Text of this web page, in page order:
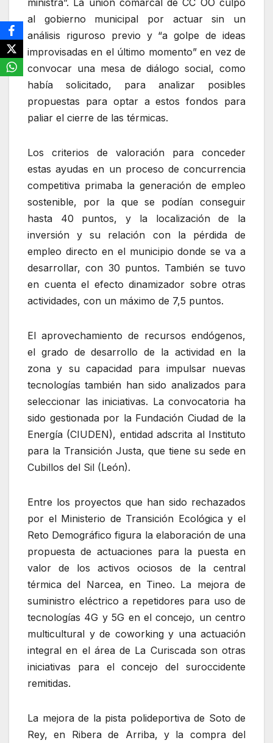
ministra”. La unión comarcal de CC OO culpó
al gobierno municipal por actuar sin un
análisis riguroso previo y “a golpe de ideas
improvisadas en el último momento” en vez de
convocar una mesa de diálogo social, como
había solicitado, para analizar posibles
propuestas para optar a estos fondos para
paliar el cierre de las térmicas.
Los criterios de valoración para conceder
estas ayudas en un proceso de concurrencia
competitiva primaba la generación de empleo
sostenible, por la que se podían conseguir
hasta 40 puntos, y la localización de la
inversión y su relación con la pérdida de
empleo directo en el municipio donde se va a
desarrollar, con 30 puntos. También se tuvo
en cuenta el efecto dinamizador sobre otras
actividades, con un máximo de 7,5 puntos.
El aprovechamiento de recursos endógenos,
el grado de desarrollo de la actividad en la
zona y su capacidad para impulsar nuevas
tecnologías también han sido analizados para
seleccionar las iniciativas. La convocatoria ha
sido gestionada por la Fundación Ciudad de la
Energía (CIUDEN), entidad adscrita al Instituto
para la Transición Justa, que tiene su sede en
Cubillos del Sil (León).
Entre los proyectos que han sido rechazados
por el Ministerio de Transición Ecológica y el
Reto Demográfico figura la elaboración de una
propuesta de actuaciones para la puesta en
valor de los activos ociosos de la central
térmica del Narcea, en Tineo. La mejora de
suministro eléctrico a repetidores para uso de
tecnologías 4G y 5G en el concejo, un centro
multicultural y de coworking y una actuación
integral en el área de La Curiscada son otras
iniciativas para el concejo del suroccidente
remitidas.
La mejora de la pista polideportiva de Soto de
Rey, en Ribera de Arriba, y la compra del